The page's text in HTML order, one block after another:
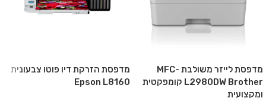
מדפסת לייזר משולבת MFC-
L2980DW Brother קומפקטית
ומקצועית
מדפסת הזרקת דיו פוטו צבעונית
Epson L8160